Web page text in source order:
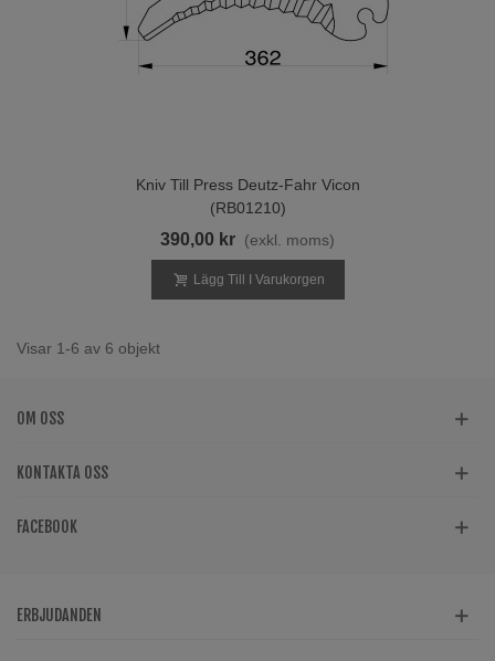
Kniv Till Press Deutz-Fahr Vicon
(RB01210)
390,00 kr (exkl. moms)
Lägg Till I Varukorgen
Visar 1-6 av 6 objekt
OM OSS
KONTAKTA OSS
FACEBOOK
ERBJUDANDEN